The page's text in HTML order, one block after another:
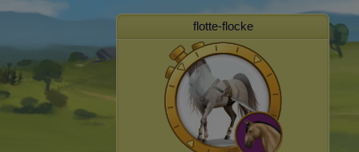
flotte-flocke